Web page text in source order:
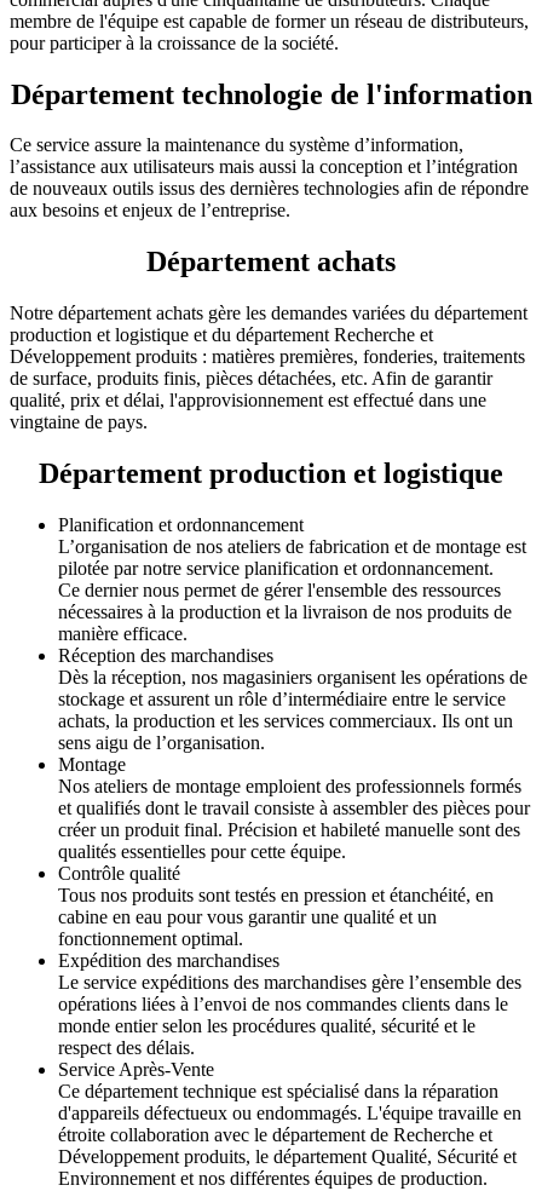
membre de l'équipe est capable de former un réseau de distributeurs,
pour participer à la croissance de la société.
Département technologie de l'information
Ce service assure la maintenance du système d’information,
l’assistance aux utilisateurs mais aussi la conception et l’intégration
de nouveaux outils issus des dernières technologies afin de répondre
aux besoins et enjeux de l’entreprise.
Département achats
Notre département achats gère les demandes variées du département
production et logistique et du département Recherche et
Développement produits : matières premières, fonderies, traitements
de surface, produits finis, pièces détachées, etc. Afin de garantir
qualité, prix et délai, l'approvisionnement est effectué dans une
vingtaine de pays.
Département production et logistique
Planification et ordonnancement
L’organisation de nos ateliers de fabrication et de montage est
pilotée par notre service planification et ordonnancement.
Ce dernier nous permet de gérer l'ensemble des ressources
nécessaires à la production et la livraison de nos produits de
manière efficace.
Réception des marchandises
Dès la réception, nos magasiniers organisent les opérations de
stockage et assurent un rôle d’intermédiaire entre le service
achats, la production et les services commerciaux. Ils ont un
sens aigu de l’organisation.
Montage
Nos ateliers de montage emploient des professionnels formés
et qualifiés dont le travail consiste à assembler des pièces pour
créer un produit final. Précision et habileté manuelle sont des
qualités essentielles pour cette équipe.
Contrôle qualité
Tous nos produits sont testés en pression et étanchéité, en
cabine en eau pour vous garantir une qualité et un
fonctionnement optimal.
Expédition des marchandises
Le service expéditions des marchandises gère l’ensemble des
opérations liées à l’envoi de nos commandes clients dans le
monde entier selon les procédures qualité, sécurité et le
respect des délais.
Service Après-Vente
Ce département technique est spécialisé dans la réparation
d'appareils défectueux ou endommagés. L'équipe travaille en
étroite collaboration avec le département de Recherche et
Développement produits, le département Qualité, Sécurité et
Environnement et nos différentes équipes de production.